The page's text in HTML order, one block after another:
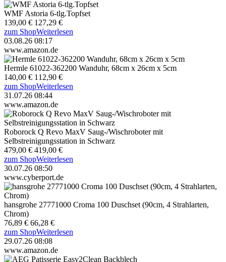
WMF Astoria 6-tlg.Topfset
139,00 € 127,29 €
zum ShopWeiterlesen
03.08.26 08:17
www.amazon.de
Hermle 61022-362200 Wanduhr, 68cm x 26cm x 5cm
140,00 € 112,90 €
zum ShopWeiterlesen
31.07.26 08:44
www.amazon.de
Roborock Q Revo MaxV Saug-/Wischroboter mit
Selbstreinigungsstation in Schwarz
479,00 € 419,00 €
zum ShopWeiterlesen
30.07.26 08:50
www.cyberport.de
hansgrohe 27771000 Croma 100 Duschset (90cm, 4 Strahlarten,
Chrom)
76,89 € 66,28 €
zum ShopWeiterlesen
29.07.26 08:08
www.amazon.de